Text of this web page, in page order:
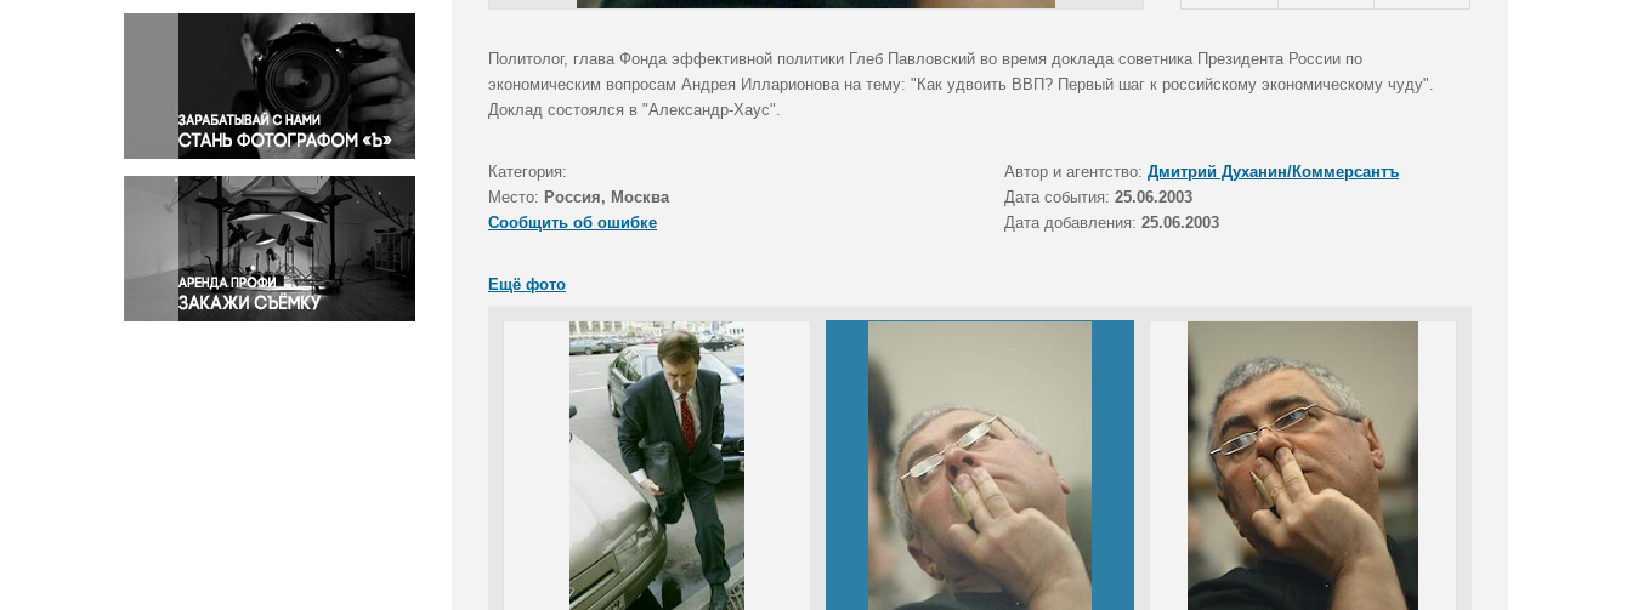
Окружающая среда
Политика
Правосудие
Происшествия и конфликты
Религия
Светская жизнь
Спорт
Экология
Экономика и бизнес
Политолог, глава Фонда эффективной политики Глеб Павловский во время доклада советника Президента России по
экономическим вопросам Андрея Илларионова на тему: "Как удвоить ВВП? Первый шаг к российскому экономическому чуду".
Доклад состоялся в "Александр-Хаус".
Категория: Автор и агентство: Дмитрий Духанин/Коммерсантъ
Место: Россия, Москва Дата события: 25.06.2003
Сообщить об ошибке
Дата добавления: 25.06.2003
Ещё фото